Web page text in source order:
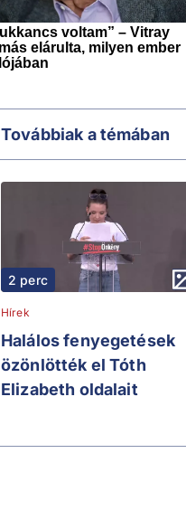
Továbbiak a témában
2 perc
Hírek
Halálos fenyegetések
özönlötték el Tóth
Elizabeth oldalait